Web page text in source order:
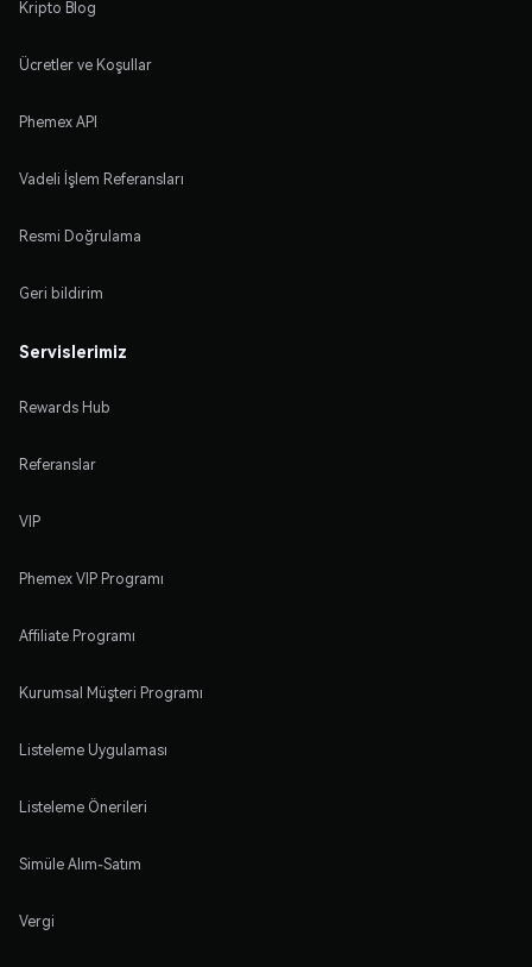
Kripto Blog
Ücretler ve Koşullar
Phemex API
Vadeli İşlem Referansları
Resmi Doğrulama
Geri bildirim
Servislerimiz
Rewards Hub
Referanslar
VIP
Phemex VIP Programı
Affiliate Programı
Kurumsal Müşteri Programı
Listeleme Uygulaması
Listeleme Önerileri
Simüle Alım-Satım
Vergi